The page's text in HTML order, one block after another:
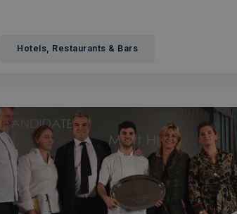
Hotels, Restaurants & Bars